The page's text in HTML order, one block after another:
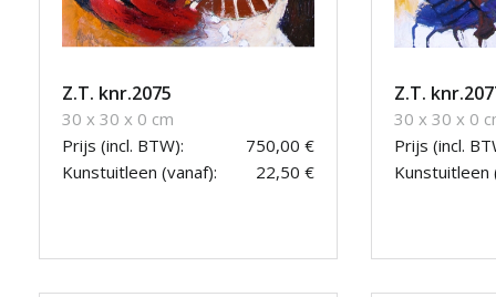
Z.T. knr.2075
30 x 30 x 0 cm
Prijs (incl. BTW):
750,00 €
Kunstuitleen (vanaf):
22,50 €
Z.T.
30 x 30 x 0
Prijs (incl.
Kunstuitleen